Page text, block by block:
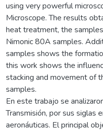
using very powerful
Microscope. The results
heat treatment, the
Nimonic 80A samples.
samples shows the
this work shows the
stacking and movement of
samples.
En este trabajo se
Transmisión, por sus siglas
aeronáuticas. El principal